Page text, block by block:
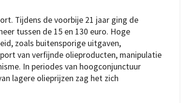
Tijdens de voorbije 21 jaar ging de
tussen de 15 en 130 euro. Hoge
zoals buitensporige uitgaven,
van verfijnde olieproducten, manipulatie
In periodes van hoogconjunctuur
lagere olieprijzen zag het zich